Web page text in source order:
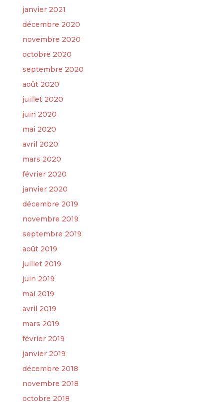
janvier 2021
décembre 2020
novembre 2020
octobre 2020
septembre 2020
août 2020
juillet 2020
juin 2020
mai 2020
avril 2020
mars 2020
février 2020
janvier 2020
décembre 2019
novembre 2019
septembre 2019
août 2019
juillet 2019
juin 2019
mai 2019
avril 2019
mars 2019
février 2019
janvier 2019
décembre 2018
novembre 2018
octobre 2018